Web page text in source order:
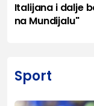
Italijana i dalje
na Mundijalu"
Sport